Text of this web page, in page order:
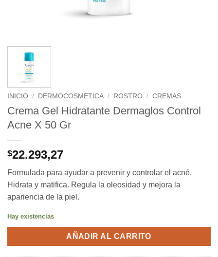
INICIO / DERMOCOSMETICA / ROSTRO / CREMAS
Crema Gel Hidratante Dermaglos Control
Acne X 50 Gr
$22.293,27
Formulada para ayudar a prevenir y controlar el acné.
Hidrata y matifica. Regula la oleosidad y mejora la
apariencia de la piel.
Hay existencias
AÑADIR AL CARRITO